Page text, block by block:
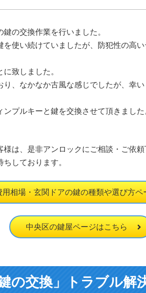
の交換作業を行いました。
使い続けていましたが、防犯性の高
致しました。
り、なかなか古風な感じでしたが、幸
プルキーと鍵を交換させて頂きました
は、是非アンロックにご相談・ご依頼
しております。
用相場・玄関ドアの鍵の種類や選び方ペ
中央区の鍵屋ページはこちら
鍵の交換」トラブル解